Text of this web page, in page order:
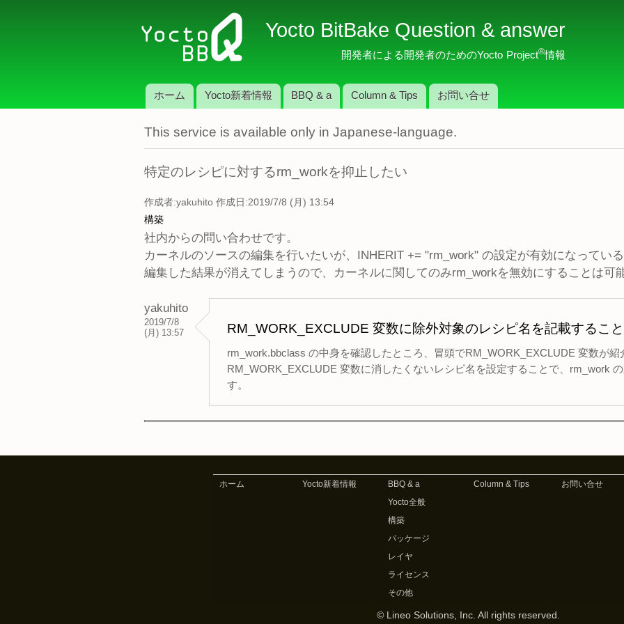
イ
コ
テ
ツ
に
Yocto BitBake Question & answer
開発者による開発者のためのYocto Project®情報
メインメニュー
ホーム Yocto新着情報 BBQ & a Column & Tips お問い合せ
This service is available only in Japanese-language.
特定のレシピに対するrm_workを抑止したい
作成者:yakuhito 作成日:2019/7/8 (月) 13:54
構築
社内からの問い合わせです。
カーネルのソースの編集を行いたいが、INHERIT += "rm_work" の設定が有効になっている
編集した結果が消えてしまうので、カーネルに関してのみrm_workを無効にすることは可
yakuhito
2019/7/8
(月) 13:57
RM_WORK_EXCLUDE 変数に除外対象のレシピ名を記載すること
rm_work.bbclass の中身を確認したところ、冒頭でRM_WORK_EXCLUDE 変数が紹
RM_WORK_EXCLUDE 変数に消したくないレシピ名を設定することで、rm_work
す。
ホーム Yocto新着情報 BBQ & a Column & Tips お問い合せ
Yocto全般
構築
パッケージ
レイヤ
ライセンス
その他
© Lineo Solutions, Inc. All rights reserved.